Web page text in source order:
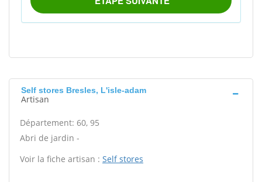
Self stores Bresles, L'isle-adam
Artisan
Département: 60, 95
Abri de jardin -
Voir la fiche artisan : Self stores